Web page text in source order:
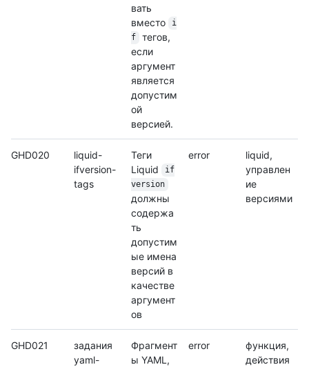
вать
вместо
i
f
тегов,
если
аргумент
является
допустим
ой
версией.
GHD020
liquid-
ifversion-
tags
Теги
Liquid
if
version
должны
содержа
ть
допустим
ые имена
версий в
качестве
аргумент
ов
error
liquid,
управлен
ие
версиями
GHD021
задания
yaml-
Фрагмент
ы YAML,
error
функция,
действия